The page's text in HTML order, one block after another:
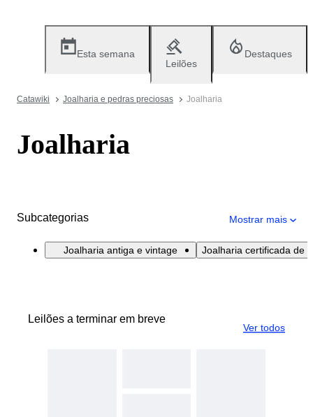
Esta semana
Leilões
Destaques
Catawiki Joalharia e pedras preciosas Joalharia
Joalharia
Subcategorias Mostrar mais
Joalharia antiga e vintage Joalharia certificada de
Leilões a terminar em breve
Ver todos